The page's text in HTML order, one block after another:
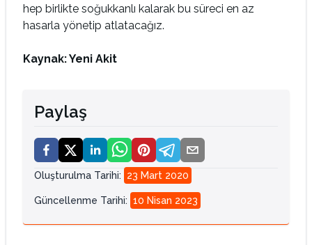
hep birlikte soğukkanlı kalarak bu süreci en az
hasarla yönetip atlatacağız.
Kaynak: Yeni Akit
Paylaş
Oluşturulma Tarihi: 23 Mart 2020
Güncellenme Tarihi: 10 Nisan 2023